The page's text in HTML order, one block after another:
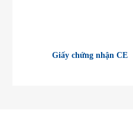
Giấy chứng nhận CE